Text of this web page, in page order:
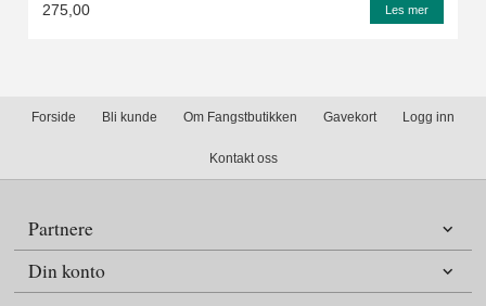
275,00 Les mer
Forside Bli kunde Om Fangstbutikken Gavekort Logg inn
Kontakt oss
Partnere
Din konto